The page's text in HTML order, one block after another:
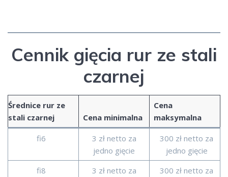
Cennik gięcia rur ze stali
czarnej
Średnice rur ze
stali czarnej
Cena minimalna
Cena
maksymalna
fi6
3 zł netto za
jedno gięcie
300 zł netto za
jedno gięcie
fi8
3 zł netto za
300 zł netto za